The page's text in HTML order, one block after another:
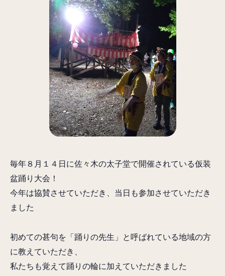
025-257-9633（受付時間／9:00〜18:00）
毎年８月１４日に佐々木の太子堂で開催されている仮装
盆踊り大会！
今年は協賛させていただき、当日も参加させていただき
ました
初めての甚句を「踊りの先生」と呼ばれている地域の方
に教えていただき、
私たちも覚えて踊りの輪に加えていただきました